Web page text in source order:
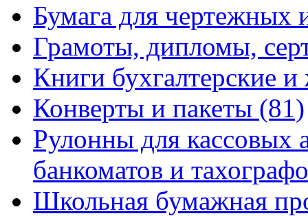
Бумага для чертежных
Грамоты, дипломы,
Книги бухгалтерские
Конверты и пакеты (81)
Рулонны для кассовых
банкоматов и
Школьная бумажная